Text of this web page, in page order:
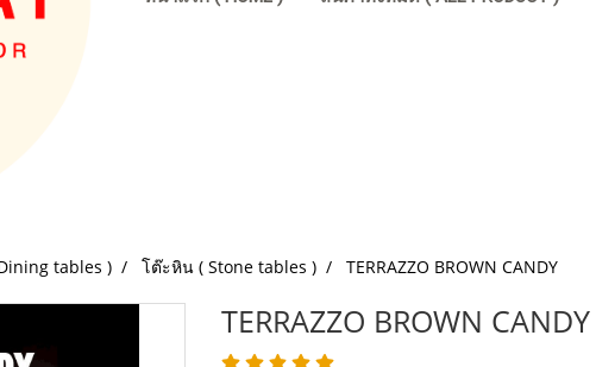
tables ) โต๊ะหิน ( Stone tables ) TERRAZZO BROWN CANDY
TERRAZZO BROWN CANDY